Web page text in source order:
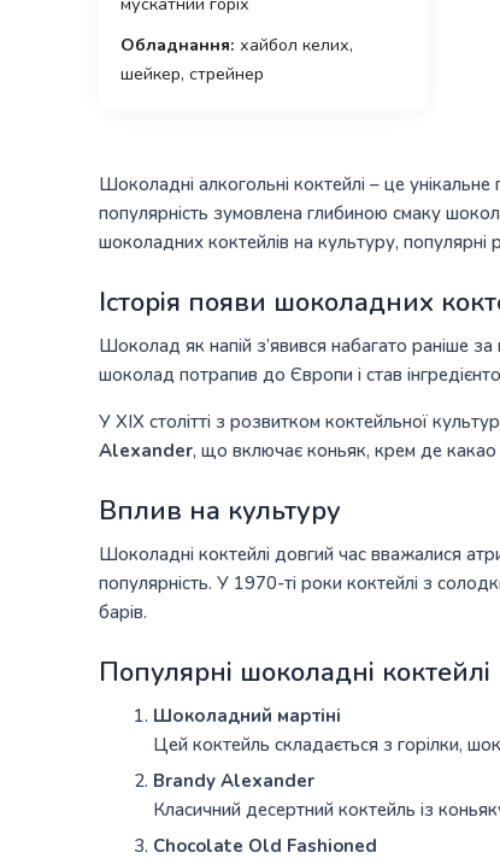
Обладнання: хайбол келих,
шейкер, стрейнер
Шоколадні алкогольні коктейлі – це унікальне
популярність зумовлена глибиною смаку
шоколадних коктейлів на культуру, популярні
Історія появи шоколадних
Шоколад як напій з’явився набагато раніше за
шоколад потрапив до Європи і став
У XIX столітті з розвитком коктейльної
Alexander, що включає коньяк, крем де какао
Вплив на культуру
Шоколадні коктейлі довгий час вважалися
популярність. У 1970-ті роки коктейлі з
барів.
Популярні шоколадні коктейлі
Шоколадний мартіні
Цей коктейль складається з горілки,
Brandy Alexander
Класичний десертний коктейль із
Chocolate Old Fashioned